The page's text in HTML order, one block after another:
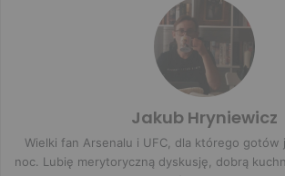
Jakub Hryniewicz
Wielki fan Arsenalu i UFC, dla którego gotów
noc. Lubię merytoryczną dyskusję, dobrą